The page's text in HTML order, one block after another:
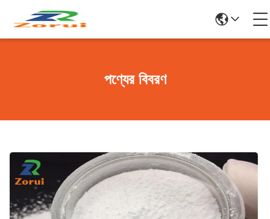
পণ্যের বিবরণ